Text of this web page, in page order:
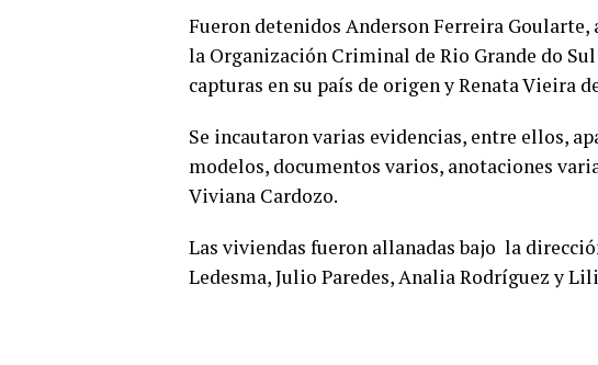
Fueron detenidos Anderson Ferreira
la Organización Criminal de Rio Grande do Sul
capturas en su país de origen y Renata Vieira
Se incautaron varias evidencias, entre ellos,
modelos, documentos varios, anotaciones
Viviana Cardozo.
Las viviendas fueron allanadas bajo la
Ledesma, Julio Paredes, Analia Rodríguez y